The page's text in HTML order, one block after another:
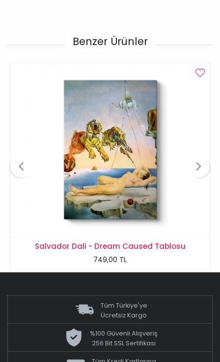
Benzer Ürünler
Salvador Dali - Dream Caused Tablosu
749,00 TL
Tüm Türkiye'ye
Ücretsiz Kargo
%100 Güvenli Alışveriş
256 Bit SSL Sertifikası